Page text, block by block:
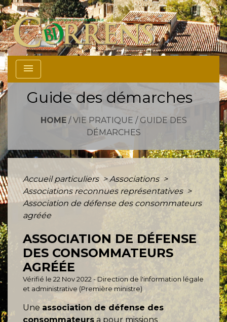
menu
Guide des démarches
HOME/ VIE PRATIQUE / GUIDE DES
DÉMARCHES
Accueil particuliers > Associations >
Associations reconnues représentatives >
Association de défense des consommateurs
agréée
ASSOCIATION DE DÉFENSE
DES CONSOMMATEURS
AGRÉÉE
Vérifié le 22 Nov 2022 - Direction de l'information légale
et administrative (Première ministre)
Une association de défense des
consommateurs a pour missions